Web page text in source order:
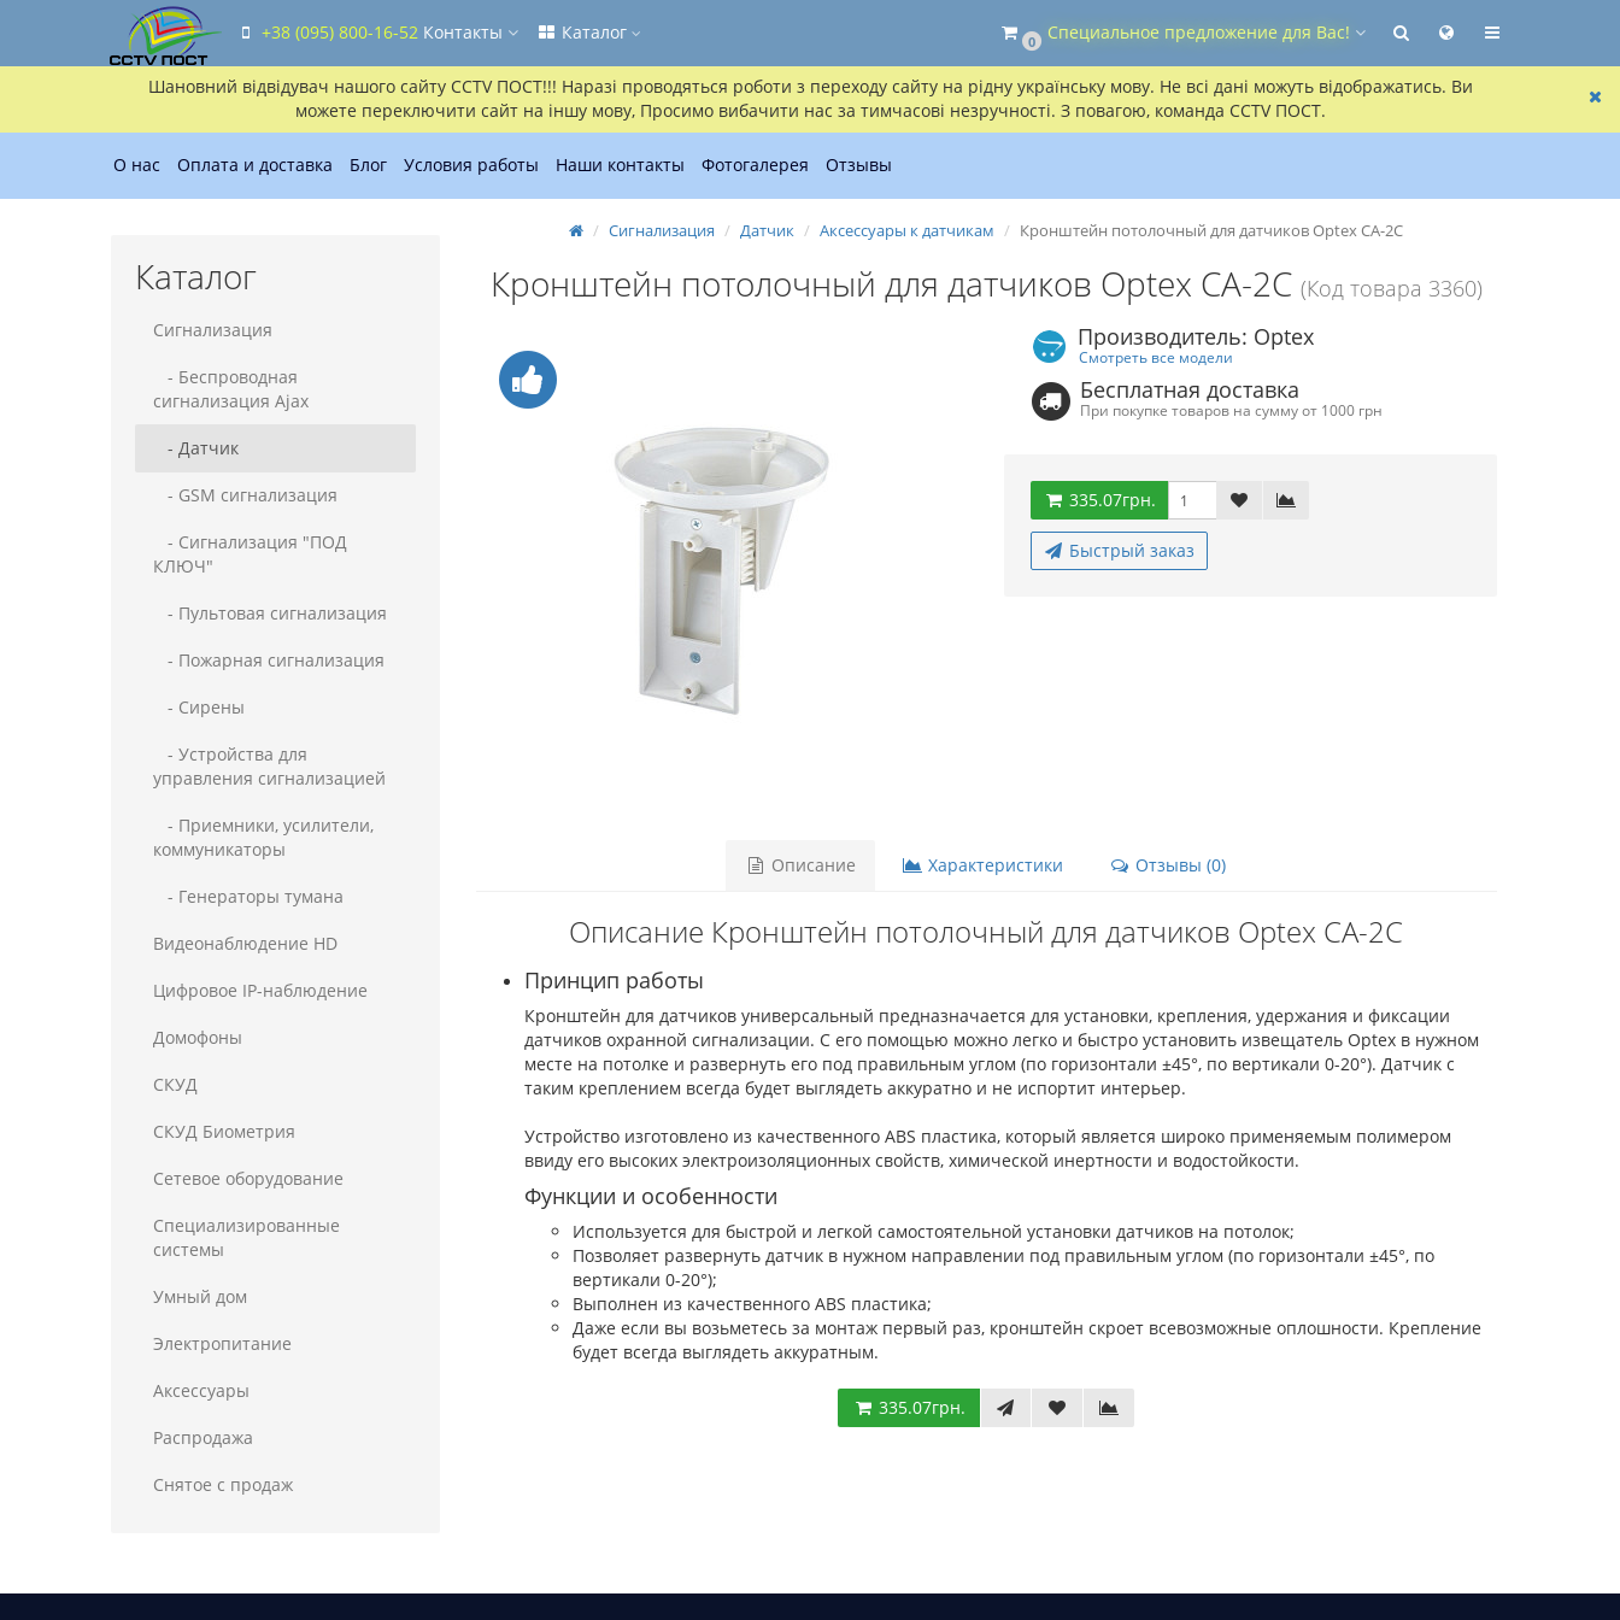
Шановний відвідувач нашого сайту CCTV ПОСТ!!! Наразі проводяться роботи з переходу сайту на рідну українську мову. Не всі дані можуть відображатись. Ви
можете переключити сайт на іншу мову, Просимо вибачити нас за тимчасові незручності. З повагою, команда CCTV ПОСТ.
+38 (095) 800-16-52 Контакты Каталог 0 Специальное предложение для Вас!
О нас Оплата и доставка Блог Условия работы Наши контакты Фотогалерея Отзывы
Каталог
Сигнализация
- Беспроводная
сигнализация Ajax
- Датчик
- GSM сигнализация
- Сигнализация "ПОД
КЛЮЧ"
- Пультовая сигнализация
- Пожарная сигнализация
- Сирены
- Устройства для
управления сигнализацией
- Приемники, усилители,
коммуникаторы
- Генераторы тумана
Видеонаблюдение HD
Цифровое IP-наблюдение
Домофоны
СКУД
СКУД Биометрия
Сетевое оборудование
Специализированные
системы
Умный дом
Электропитание
Аксессуары
Распродажа
Снятое с продаж
Сигнализация Датчик Аксессуары к датчикам Кронштейн потолочный для датчиков Optex CA-2C
Кронштейн потолочный для датчиков Optex CA-2C (Код товара 3360)
Производитель: Optex
Смотреть все модели
Бесплатная доставка
При покупке товаров на сумму от 1000 грн
335.07грн.
Быстрый заказ
Описание Характеристики Отзывы (0)
Описание Кронштейн потолочный для датчиков Optex CA-2C
Принцип работы
Кронштейн для датчиков универсальный предназначается для установки, крепления, удержания и фиксации
датчиков охранной сигнализации. С его помощью можно легко и быстро установить извещатель Optex в нужном
месте на потолке и развернуть его под правильным углом (по горизонтали ±45°, по вертикали 0-20°). Датчик с
таким креплением всегда будет выглядеть аккуратно и не испортит интерьер.
Устройство изготовлено из качественного ABS пластика, который является широко применяемым полимером
ввиду его высоких электроизоляционных свойств, химической инертности и водостойкости.
Функции и особенности
Используется для быстрой и легкой самостоятельной установки датчиков на потолок;
Позволяет развернуть датчик в нужном направлении под правильным углом (по горизонтали ±45°, по
вертикали 0-20°);
Выполнен из качественного ABS пластика;
Даже если вы возьметесь за монтаж первый раз, кронштейн скроет всевозможные оплошности. Крепление
будет всегда выглядеть аккуратным.
335.07грн.